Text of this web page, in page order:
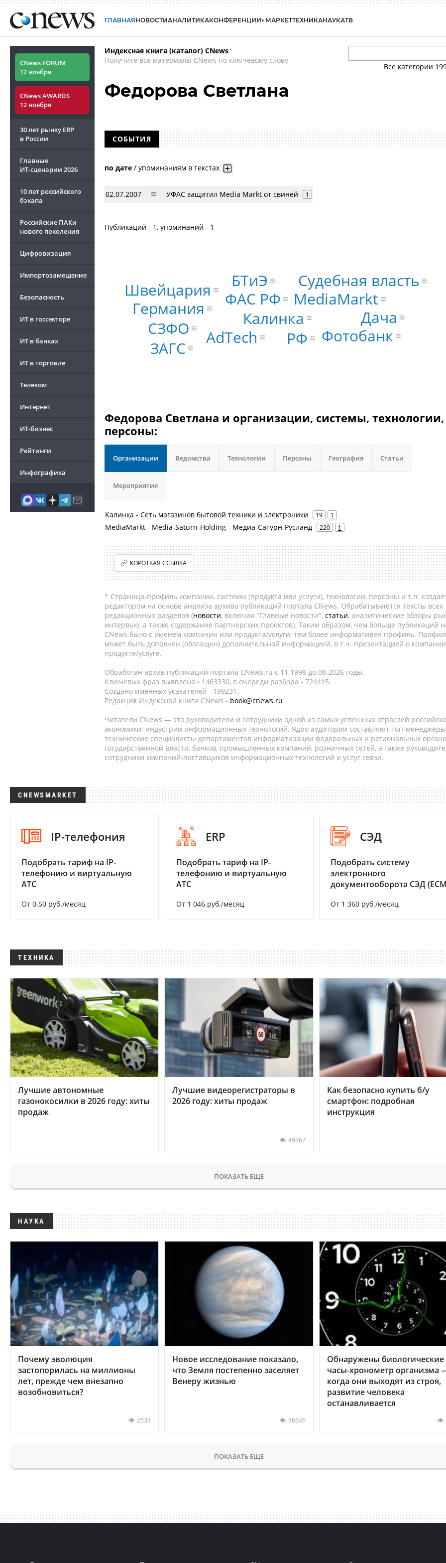
ГЛАВНАЯНОВОСТИАНАЛИТИКАКОНФЕРЕНЦИИ МАРКЕТТЕХНИКАНАУКАТВ
CNews FORUM
12 ноября
CNews AWARDS
12 ноября
30 лет рынку ERP
в России
Главные
ИТ-сценарии 2026
10 лет российского
бэкапа
Российские ПАКи
нового поколения
Цифровизация
Импортозамещение
Безопасность
ИТ в госсекторе
ИТ в банках
ИТ в торговле
Телеком
Интернет
ИТ-бизнес
Рейтинги
Инфографика
Индексная книга (каталог) CNews*
Получите все материалы CNews по ключевому слову
Все категории
Федорова Светлана
СОБЫТИЯ
по дате / упоминаниям в текстах
02.07.2007 УФАС защитил Media Markt от свиней 1
Публикаций - 1, упоминаний - 1
Калинка
MediaMarkt
ФАС РФ
Фотобанк
AdTech
Швейцария
РФ
Германия
СЗФО
Дача
ЗАГС
Судебная власть
БТиЭ
Федорова Светлана и организации, системы, технологии,
персоны:
Организации Ведомства Технологии Персоны География Статьи
Мероприятия
Калинка - Сеть магазинов бытовой техники и электроники 19 1
MediaMarkt - Media-Saturn-Holding - Медиа-Сатурн-Русланд 220 1
КОРОТКАЯ ССЫЛКА
* Страница-профиль компании, системы (продукта или услуги), технологии, персоны и т.п.
редактором на основе анализа архива публикаций портала CNews. Обрабатываются тексты всех
редакционных разделов (новости, включая "Главные новости", статьи, аналитические обзоры
интервью, а также содержание партнёрских проектов). Таким образом, чем больше публикаций
CNews было с именем компании или продукта/услуги, тем более информативен профиль.
может быть дополнен (обогащен) дополнительной информацией, в т.ч. презентацией о
продукте/услуге.
Обработан архив публикаций портала CNews.ru c 11.1998 до 08.2026 годы.
Ключевых фраз выявлено - 1463330, в очереди разбора - 724415.
Создано именных указателей - 199231.
Редакция Индексной книги CNews - book@cnews.ru
Читатели CNews — это руководители и сотрудники одной из самых успешных отраслей
экономики: индустрии информационных технологий. Ядро аудитории составляют топ-
технические специалисты департаментов информатизации федеральных и региональных
государственной власти, банков, промышленных компаний, розничных сетей, а также
сотрудники компаний-поставщиков информационных технологий и услуг связи.
CNEWSMARKET
IP-телефония
Подобрать тариф на IP-
телефонию и виртуальную
АТС
От 0.50 руб./месяц
ERP
Подобрать тариф на IP-
телефонию и виртуальную
АТС
От 1 046 руб./месяц
СЭД
Подобрать систему
электронного
документооборота СЭД
От 1 360 руб./месяц
ТЕХНИКА
Лучшие автономные
газонокосилки в 2026 году: хиты
продаж
Лучшие видеорегистраторы в
2026 году: хиты продаж
49367
Как безопасно купить б/у
смартфон: подробная
инструкция
ПОКАЗАТЬ ЕЩЕ
НАУКА
Почему эволюция
застопорилась на миллионы
лет, прежде чем внезапно
возобновиться?
2533
Новое исследование показало,
что Земля постепенно заселяет
Венеру жизнью
36546
Обнаружены биологические
часы-хронометр организма
когда они выходят из строя,
развитие человека
останавливается
ПОКАЗАТЬ ЕЩЕ